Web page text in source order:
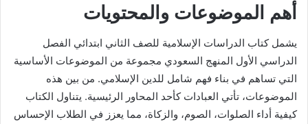
أهم الموضوعات والمحتويات
يشمل كتاب الدراسات الإسلامية للصف الثاني ابتدائي الفصل
الدراسي الأول المنهج السعودي مجموعة من الموضوعات الأساسية
التي تساهم في بناء فهم شامل للدين الإسلامي. من بين هذه
الموضوعات، تأتي العبادات كأحد المحاور الرئيسية. يتناول الكتاب
كيفية أداء الصلوات، الصوم، والزكاة، مما يعزز في الطلاب الإحساس